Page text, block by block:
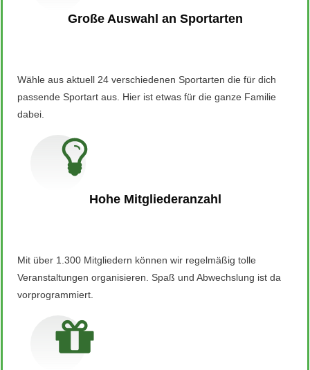
Große Auswahl an Sportarten
Wähle aus aktuell 24 verschiedenen Sportarten die für dich
passende Sportart aus. Hier ist etwas für die ganze Familie
dabei.
Hohe Mitgliederanzahl
Mit über 1.300 Mitgliedern können wir regelmäßig tolle
Veranstaltungen organisieren. Spaß und Abwechslung ist da
vorprogrammiert.